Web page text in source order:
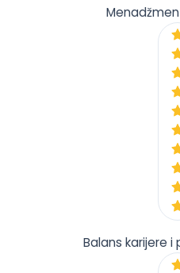
Balans karijere